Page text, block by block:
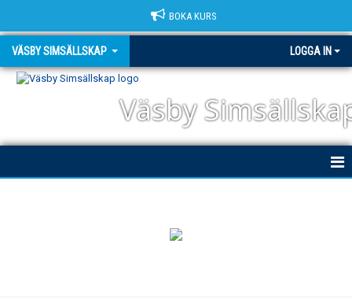
BOKA KURS
VÄSBY SIMSÄLLSKAP LOGGA IN
Väsby